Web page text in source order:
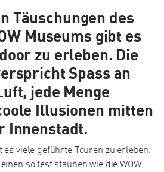
Täuschungen des
Museums gibt es
zu erleben. Die
Spass an
jede Menge
Illusionen mitten
Innenstadt.
es viele geführte Touren zu erleben.
so fest staunen wie die WOW